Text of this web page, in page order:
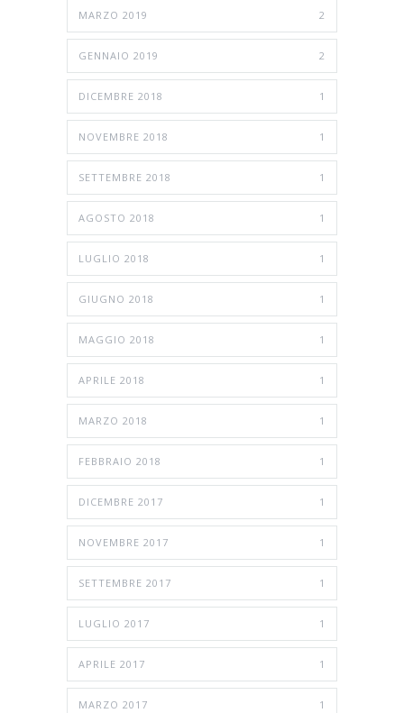
MARZO 2019 2
GENNAIO 2019 2
DICEMBRE 2018 1
NOVEMBRE 2018 1
SETTEMBRE 2018 1
AGOSTO 2018 1
LUGLIO 2018 1
GIUGNO 2018 1
MAGGIO 2018 1
APRILE 2018 1
MARZO 2018 1
FEBBRAIO 2018 1
DICEMBRE 2017 1
NOVEMBRE 2017 1
SETTEMBRE 2017 1
LUGLIO 2017 1
APRILE 2017 1
MARZO 2017 1